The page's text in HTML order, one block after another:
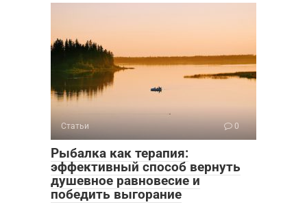
Статьи 0
Рыбалка как терапия:
эффективный способ вернуть
душевное равновесие и
победить выгорание